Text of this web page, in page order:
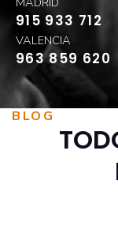
915 933 712
VALENCIA
963 859 620
BLOG